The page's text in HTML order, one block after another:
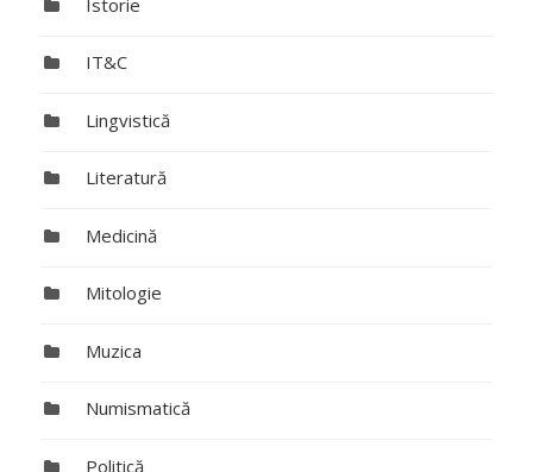
IT&C
Lingvistică
Literatură
Medicină
Mitologie
Muzica
Numismatică
Politică